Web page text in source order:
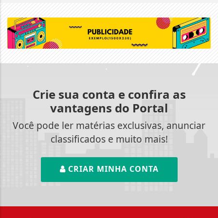
Crie sua conta e confira as
vantagens do Portal
Você pode ler matérias exclusivas, anunciar
classificados e muito mais!
CRIAR MINHA CONTA